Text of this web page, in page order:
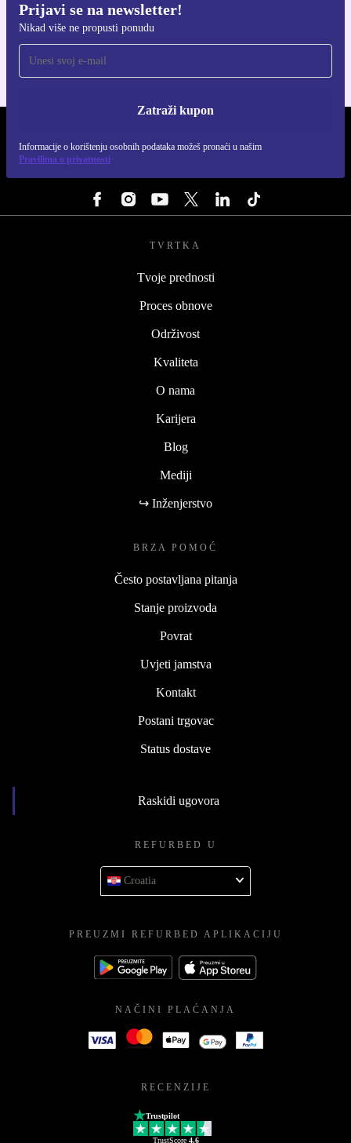
Prijavi se na newsletter!
Nikad više ne propusti ponudu
Zatraži kupon
Informacije o korištenju osobnih podataka možeš pronaći u našim
Pravilima o privatnosti
Preuzmi refurbed aplikaciju
Za iOS i Android
TVRTKA
Tvoje prednosti
Proces obnove
Održivost
Kvaliteta
O nama
Karijera
Blog
Mediji
↪ Inženjerstvo
BRZA POMOĆ
Često postavljana pitanja
Stanje proizvoda
Povrat
Uvjeti jamstva
Kontakt
Postani trgovac
Status dostave
Raskidi ugovora
REFURBED U
Croatia
PREUZMI REFURBED APLIKACIJU
NAČINI PLAĆANJA
RECENZIJE
Trustpilot
TrustScore 4.6